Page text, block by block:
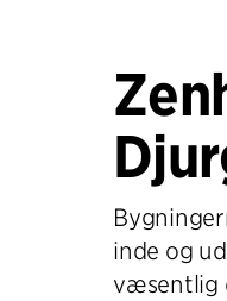
inde og
væsentlig